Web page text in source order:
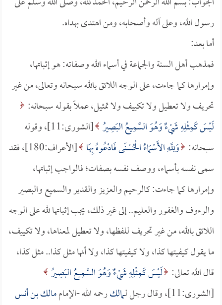
رسول الله، وعلى آله وأصحابه، ومن اهتدى بهداه.
أما بعد:
فمذهب أهل السنة والجماعة في أسماء الله وصفاته: هو إثباتها،
وإمرارها كما جاءت، على الوجه اللائق بالله سبحانه وتعالى، من غير
تحريف ولا تعطيل ولا تكييف ولا تمثيل، عملاً بقوله سبحانه:
لَيْسَ كَمِثْلِهِ شَيْءٌ وَهُوَ السَّمِيعُ البَصِيرُ
[الشورى:11]، وقوله
سبحانه: وَلِلَّهِ الأَسْمَاءُ الْحُسْنَى فَادْعُوهُ بِهَا
[الأعراف:180]، فقد
سمى نفسه بأسماء، ووصف نفسه بصفات؛ فالواجب إثباتها،
وإمرارها كما جاءت: كالرحيم والعزيز والقدير والسميع والبصير
والرءوف والغفور والعليم.. إلى غير ذلك، يجب إثباتها لله على الوجه
اللائق بالله، من غير تحريف للفظها، ولا تعطيل لمعناها، ولا تكييف،
ما يقول كيفيتها كذا، ولا كيفيتها كذا، ولا أنها مثل كذا.. مثل كذا،
قال الله تعالى: لَيْسَ كَمِثْلِهِ شَيْءٌ وَهُوَ السَّمِيعُ البَصِيرُ
[الشورى:11]، وقال رجل لـ
مالكرحمه الله -الإماممالك بن أنس